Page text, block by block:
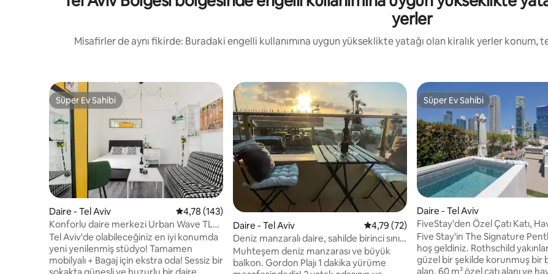
yerler
Misafirler de aynı fikirde: Buradaki engelli kullanımına uygun yükseklikte yatağı olan kiralık yerler konum,
Süper Ev Sahibi
Süper Ev Sahibi
Daire - Tel Aviv 5 üzerinden ortalama 4,78 puan, 143 değerlendirme
4,78 (143)
Konforlu daire merkezi Urban Wave TLV
plaja 3 dakika mesafede
Tel Aviv'de olabileceğiniz en iyi konumda
yeni yenilenmiş stüdyo! Tamamen
mobilyalı + Bagaj için ekstra oda! Sessiz bir
Daire - Tel Aviv 5 üzerinden ortalama 4,79 puan, 72
4,79 (72)
Deniz manzaralı daire, sahilde birinci sınıf
konum
Muhteşem deniz manzarası ve büyük
balkon. Gordon Plajı 1 dakika yürüme
Süper Ev Sahibi
Süper Ev Sahibi
Daire - Tel Aviv
FiveStay'den Özel Çatı Katı,
Otopark
Five Stay'in The Signature
hoş geldiniz. Rothschild
güzel bir şekilde korunmuş bir
alan, 60 m² özel çatı alanı ve